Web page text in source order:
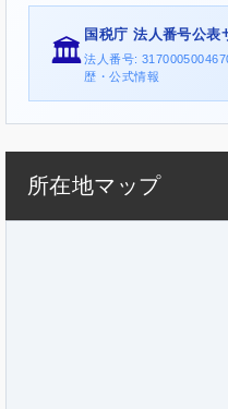
🏛️
国税庁 法人番号公表
法人番号:
歴・公式情報
所在地マップ